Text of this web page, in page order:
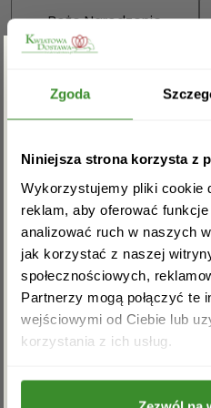
Zgoda
Niniejsza strona korzysta z
Wykorzystujemy pliki cookie
reklam, aby oferować
analizować ruch w naszych
jak korzystać z naszej
społecznościowych,
Partnerzy mogą połączyć te
wejściowymi od Ciebie lub
korzystania z ich usług.
Boże Narodzenie
Wielkanoc
Dzień Ojca
Sprawdź również:
Bukiety mieszane
Zgarnij
Zapisz się do
rabat na pierwsze
Akceptuję regulamin i
przetwarzanie powyższych